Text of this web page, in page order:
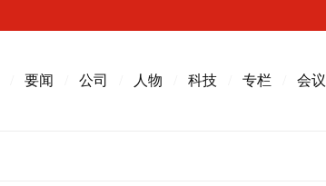
要闻 公司 人物 科技 专栏 会议